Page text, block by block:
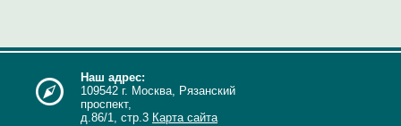
Наш адрес:
109542 г. Москва, Рязанский
проспект,
д.86/1, стр.3 Карта сайта